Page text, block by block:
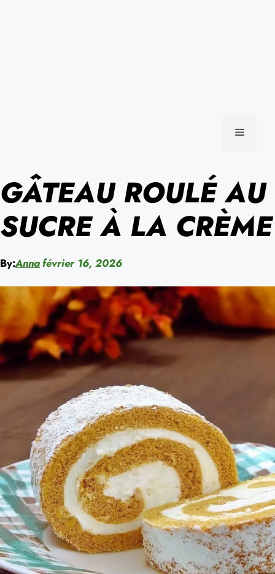
MENU
GÂTEAU ROULÉ AU
SUCRE À LA CRÈME
By:Annafévrier 16, 2026